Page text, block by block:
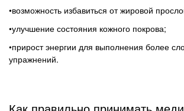
•возможность избавиться от жировой
•улучшение состояния кожного покрова;
•прирост энергии для выполнения более
упражнений.